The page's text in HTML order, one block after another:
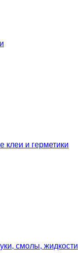
клеи и герметики
смолы, жидкости